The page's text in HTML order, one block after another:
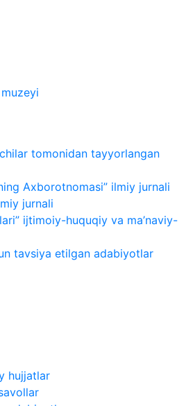
tomonidan tayyorlangan
Axborotnomasi” ilmiy jurnali
jurnali
ijtimoiy-huquqiy va ma’naviy-
tavsiya etilgan adabiyotlar
hujjatlar